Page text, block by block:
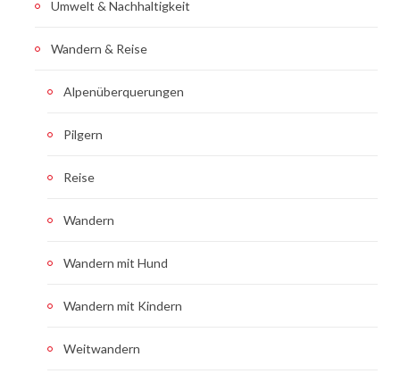
Umwelt & Nachhaltigkeit
Wandern & Reise
Alpenüberquerungen
Pilgern
Reise
Wandern
Wandern mit Hund
Wandern mit Kindern
Weitwandern